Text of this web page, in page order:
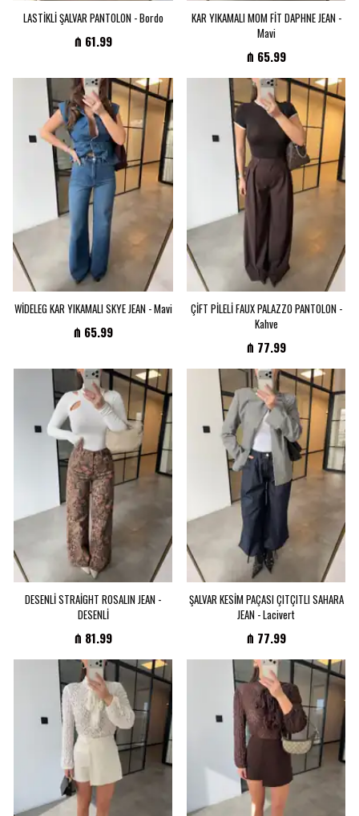
LASTİKLİ ŞALVAR PANTOLON - Bordo
₼ 61.99
KAR YIKAMALI MOM FİT DAPHNE JEAN -
Mavi
₼ 65.99
WİDELEG KAR YIKAMALI SKYE JEAN - Mavi
₼ 65.99
ÇİFT PİLELİ FAUX PALAZZO PANTOLON -
Kahve
₼ 77.99
DESENLİ STRAİGHT ROSALIN JEAN -
DESENLİ
₼ 81.99
ŞALVAR KESİM PAÇASI ÇITÇITLI SAHARA
JEAN - Lacivert
₼ 77.99
Hoş Geldin🖤
Ailemizin bir parçası
ol, özel indirimleri
keşfet.
Ailemize katıl, indirimleri herkesten önce sen
öğren, Fırsatlarını Kaçırma!
Kullanım Koşullarını kabul ediyorum
Telefon
Kayıt Ol
E-posta adresinizi girerek pazarlama ve tanıtım ile ilgili iletişim almayı kabul
edersiniz ve Gizlilik Politikamızı okuduğunuzu ve kabul ettiğinizi onaylarsınız.